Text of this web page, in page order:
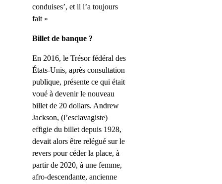
conduises’, et il l’a toujours
fait »
Billet de banque ?
En 2016, le Trésor fédéral des
États-Unis, après consultation
publique, présente ce qui était
voué à devenir le nouveau
billet de 20 dollars. Andrew
Jackson, (l’esclavagiste)
effigie du billet depuis 1928,
devait alors être relégué sur le
revers pour céder la place, à
partir de 2020, à une femme,
afro-descendante, ancienne